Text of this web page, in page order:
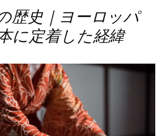
歴史｜ヨーロッパ
に定着した経緯